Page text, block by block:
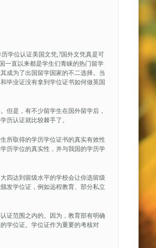
学位认证美国文凭,?国外文凭真是可
一直以来都是学生们青睐的热门留学
成为了出国留学国家的不二选择。当
毕业证没有拿到学位证书如何做英国
但是，有不少留学生在国外留学后，
历认证就比较棘手了。
所取得的学历学位证书的真实有效性
历学位的真实性，并与我国的学历学
四达到留级水平的学校会让你选留级
发学位证，例如远程教育、部分私立
证范围之内的。因为，教育部有明确
学位证。学位证作为重要的考核对